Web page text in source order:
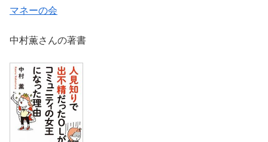
マネーの会
中村薫さんの著書